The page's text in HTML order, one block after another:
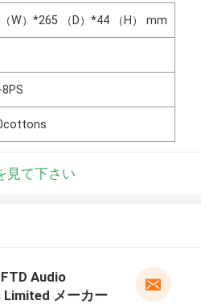
W）*265 （D）*44 （H） mm
見て下さい
Audio
メーカー